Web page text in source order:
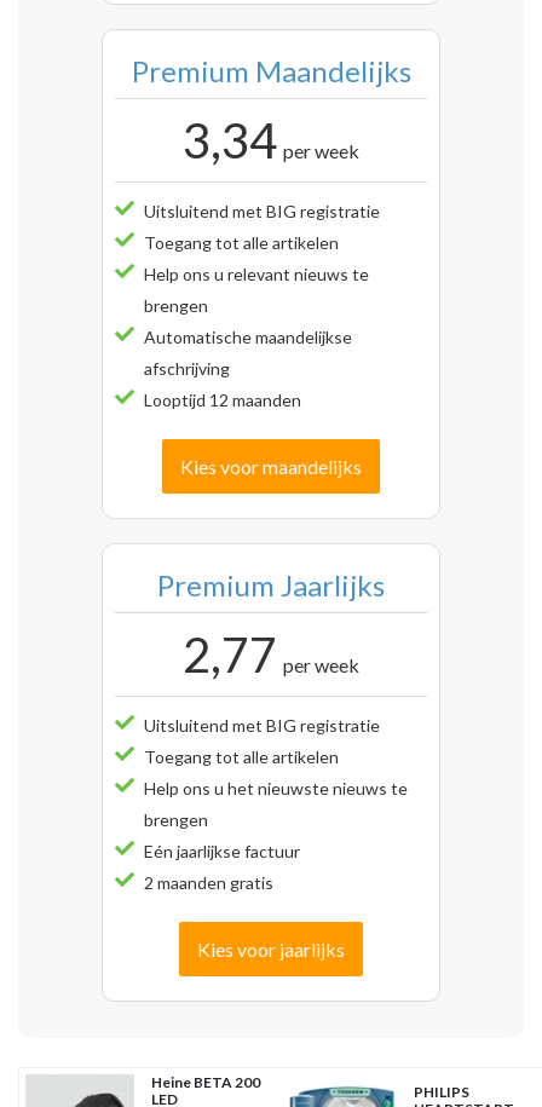
Premium Maandelijks
3,34 per week
Uitsluitend met BIG registratie
Toegang tot alle artikelen
Help ons u relevant nieuws te
brengen
Automatische maandelijkse
afschrijving
Looptijd 12 maanden
Kies voor maandelijks
Premium Jaarlijks
2,77 per week
Uitsluitend met BIG registratie
Toegang tot alle artikelen
Help ons u het nieuwste nieuws te
brengen
Eén jaarlijkse factuur
2 maanden gratis
Kies voor jaarlijks
Heine BETA 200
LED
PHILIPS